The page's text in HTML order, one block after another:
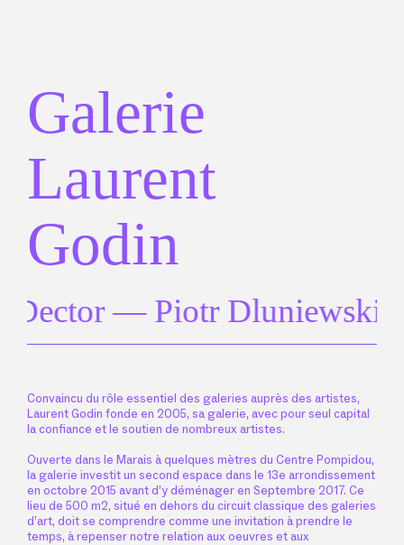
Galerie
Laurent
Godin
Dector — Piotr Dluniewski
Convaincu du rôle essentiel des galeries auprès des artistes,
Laurent Godin fonde en 2005, sa galerie, avec pour seul capital
la confiance et le soutien de nombreux artistes.
Ouverte dans le Marais à quelques mètres du Centre Pompidou,
la galerie investit un second espace dans le 13e arrondissement
en octobre 2015 avant d’y déménager en Septembre 2017. Ce
lieu de 500 m2, situé en dehors du circuit classique des galeries
d’art, doit se comprendre comme une invitation à prendre le
temps, à repenser notre relation aux oeuvres et aux